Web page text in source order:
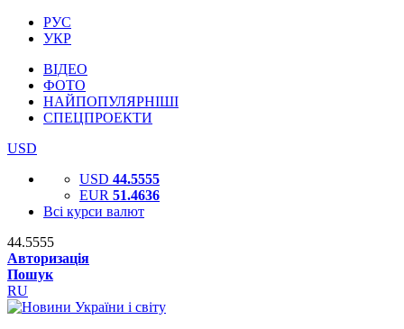
РУС
УКР
ВІДЕО
ФОТО
НАЙПОПУЛЯРНІШІ
СПЕЦПРОЕКТИ
USD
USD 44.5555
EUR 51.4636
Всі курси валют
44.5555
Авторизація
Пошук
RU